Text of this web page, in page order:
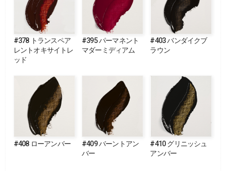
#378 トランスペア
レントオキサイトレ
ッド
#395 パーマネント
マダーミディアム
#403 バンダイクブ
ラウン
#408 ローアンバー
#409 バーントアン
バー
#410 グリニッシュ
アンバー